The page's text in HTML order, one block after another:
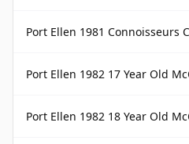
Port Ellen 1981 Connoisseurs
Port Ellen 1982 17 Year Old
Port Ellen 1982 18 Year Old